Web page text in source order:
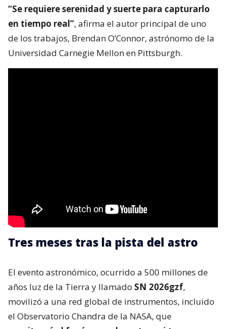
“Se requiere serenidad y suerte para capturarlo
en tiempo real”, afirma el autor principal de uno
de los trabajos, Brendan O’Connor, astrónomo de la
Universidad Carnegie Mellon en Pittsburgh.
Tres meses tras la pista del astro
El evento astronómico, ocurrido a 500 millones de
años luz de la Tierra y llamado SN 2026gzf,
movilizó a una red global de instrumentos, incluido
el Observatorio Chandra de la NASA, que